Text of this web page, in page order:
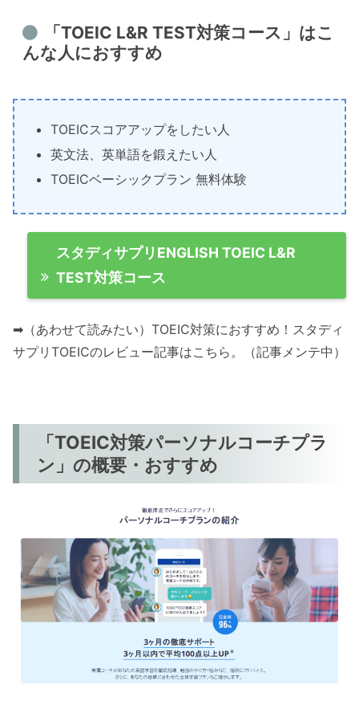
「TOEIC L&R TEST対策コース」はこ
んな人におすすめ
TOEICスコアアップをしたい人
英文法、英単語を鍛えたい人
TOEICベーシックプラン 無料体験
スタディサプリENGLISH TOEIC L&R
TEST対策コース
➡（あわせて読みたい）TOEIC対策におすすめ！スタディ
サプリTOEICのレビュー記事はこちら。（記事メンテ中）
「TOEIC対策パーソナルコーチプラ
ン」の概要・おすすめ